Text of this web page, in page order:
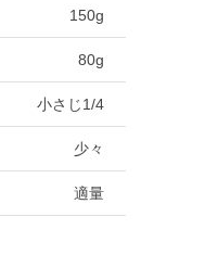
150g
80g
小さじ1/4
少々
適量